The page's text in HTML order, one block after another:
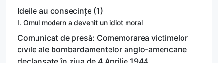
Ideile au consecințe (1)
I. Omul modern a devenit un idiot moral
Comunicat de presă: Comemorarea victimelor
civile ale bombardamentelor anglo-americane
declanșate în ziua de 4 Aprilie 1944